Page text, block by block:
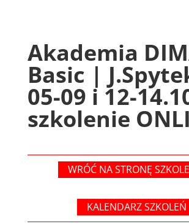
Akademia
Basic |
05-09 i 12-
szkolenie
WRÓĆ NA STRONĘ
KALENDARZ SZKOLEŃ